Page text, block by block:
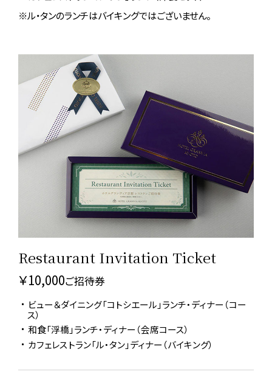
ル・タンのランチはバイキングではございません。
レストラン10,000円ご招待券
Restaurant Invitation Ticket
￥10,000ご招待券
ビュー＆ダイニング「コトシエール」ランチ・ディナー（コー
ス）
和食「浮橋」ランチ・ディナー（会席コース）
カフェレストラン「ル・タン」ディナー（バイキング）